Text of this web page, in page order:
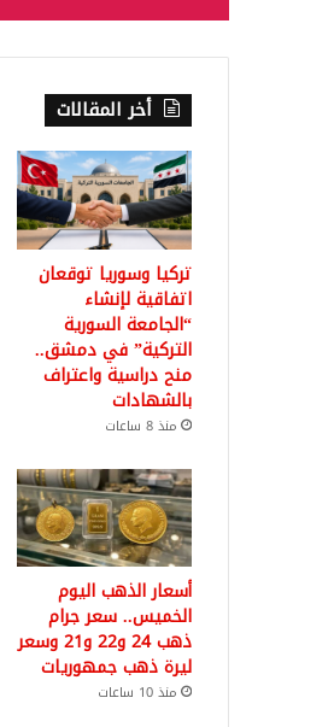
أخر المقالات
تركيا وسوريا توقعان
اتفاقية لإنشاء
“الجامعة السورية
التركية” في دمشق..
منح دراسية واعتراف
بالشهادات
منذ 8 ساعات
أسعار الذهب اليوم
الخميس.. سعر جرام
ذهب 24 و22 و21 وسعر
ليرة ذهب جمهوريات
منذ 10 ساعات